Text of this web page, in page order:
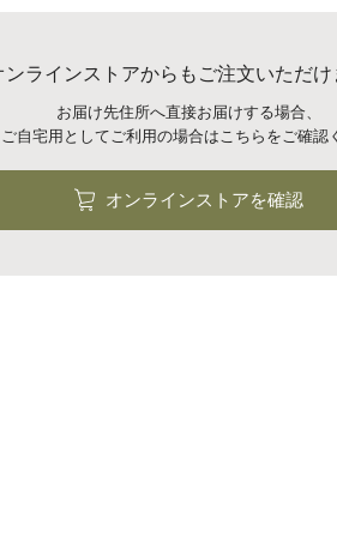
ンラインストアからもご注文いただけ
お届け先住所へ直接お届けする場合、
自宅用としてご利用の場合はこちらをご確認
オンラインストアを確認